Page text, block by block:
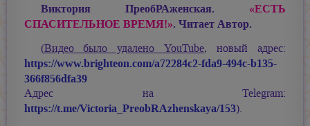
Виктория ПреобРАженская. «ЕСТЬ
СПАСИТЕЛЬНОЕ ВРЕМЯ!». Читает Автор.
(Видео было удалено YouTube, новый адрес:
https://www.brighteon.com/a72284c2-fda9-494c-b135-
366f856dfa39
Адрес на Telegram:
https://t.me/Victoria_PreobRAzhenskaya/153).